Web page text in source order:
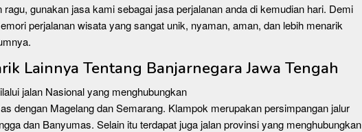
ragu, gunakan jasa kami sebagai jasa perjalanan anda di kemudian hari. Demi
perjalanan wisata yang sangat unik, nyaman, aman, dan lebih menarik
Lainnya Tentang Banjarnegara Jawa Tengah
jalan Nasional yang menghubungkan
dengan Magelang dan Semarang. Klampok merupakan persimpangan jalur
dan Banyumas. Selain itu terdapat juga jalan provinsi yang menghubungkan